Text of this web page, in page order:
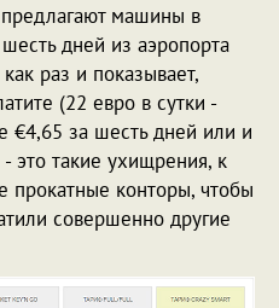
машины в
дней из аэропорта
раз и показывает,
(22 евро в сутки -
€4,65 за шесть дней или и
это такие ухищрения, к
прокатные конторы, чтобы
совершенно другие